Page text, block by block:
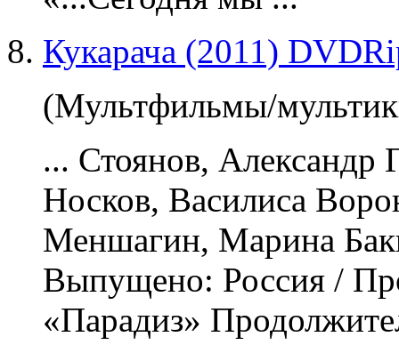
Кукарача (2011)
(Мультфильмы/
... Стоянов, Александр
Носков, Василиса
Меншагин, Марина
Выпущено: Россия /
«Парадиз»